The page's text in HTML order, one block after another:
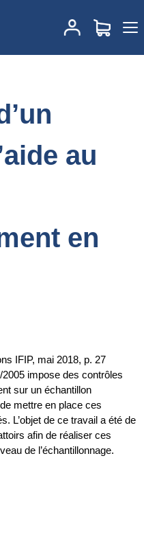
d’un document d’aide au
au
en
IFIP, mai 2018, p. 27
2005 impose des contrôles
sur un échantillon
mettre en place ces
L’objet de ce travail a été de
afin de réaliser ces
de l’échantillonnage.